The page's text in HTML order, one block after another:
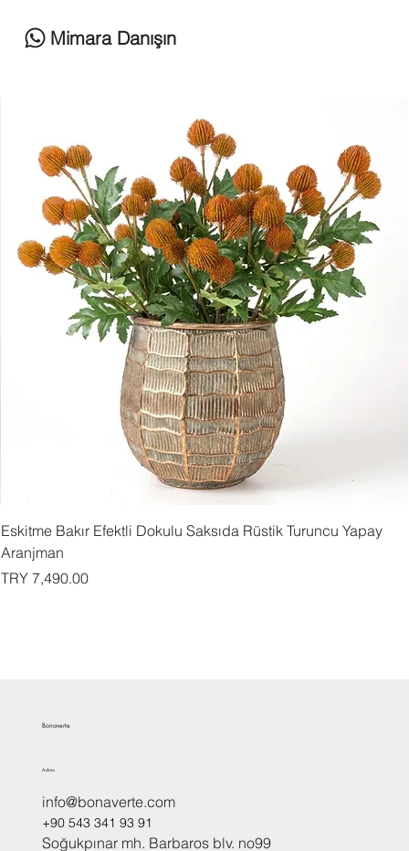
Mimara Danışın
Eskitme Bakır Efektli Dokulu Saksıda Rüstik Turuncu Yapay
Aranjman
السعر
Bonaverte
Adres
info@bonaverte.com
+90 543 341 93 91
Soğukpınar mh. Barbaros blv. no99